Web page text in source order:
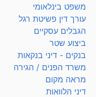
משפט בינלאומי
עורך דין פשיטת רגל
הגבלים עסקיים
ביצוע שטר
בנקים - דיני בנקאות
משרד הפנים / הגירה
מראה מקום
דיני הלוואות